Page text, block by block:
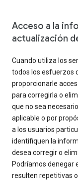
Acceso a la
actualización
Cuando utiliza los
todos los esfuerzos
proporcionarle
para corregirla o
que no sea
aplicable o por
a los usuarios
identifiquen la
desea corregir o
Podríamos denegar
resulten repetitivas